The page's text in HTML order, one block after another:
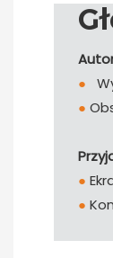
●
●
●
●